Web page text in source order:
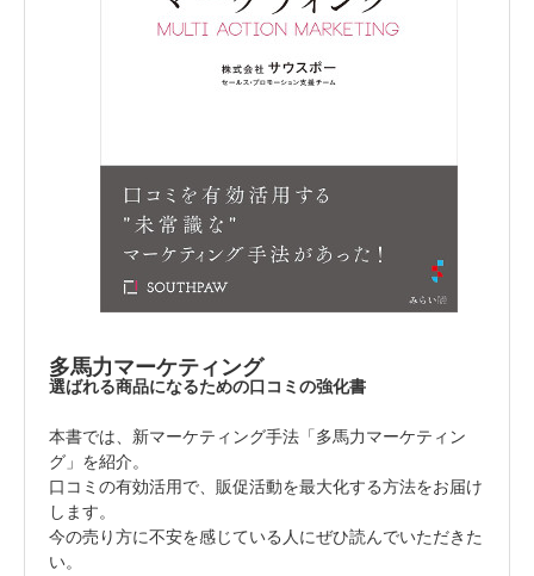
多馬力マーケティング
選ばれる商品になるための口コミの強化書
本書では、新マーケティング手法「多馬力マーケティン
グ」を紹介。
口コミの有効活用で、販促活動を最大化する方法をお届け
します。
今の売り方に不安を感じている人にぜひ読んでいただきた
い。